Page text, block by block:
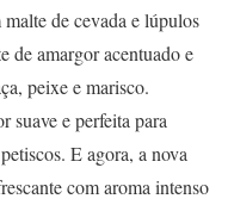
de cevada e lúpulos
de amargor acentuado e
peixe e marisco.
suave e perfeita para
E agora, a nova
com aroma intenso